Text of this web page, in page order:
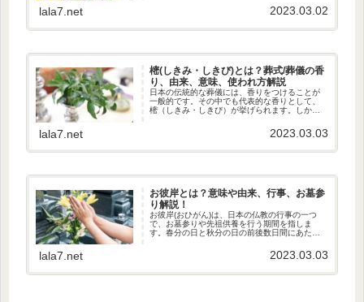
たは5色が一般的です。3色であれば白・黄・
lala7.net 2023.03.02
樒(しきみ・しきび)とは？葬式/葬儀の香
り、由来、意味、使われ方解説
日本の伝統的な葬儀には、香りをつけることが
一般的です。その中でも代表的な香りとして、
樒（しきみ・しきび）が挙げられます。しか
について知らない人も多いかもしれません。そ
こで、本記事では葬儀で使われる樒...
lala7.net 2023.03.03
お彼岸とは？意味や由来、行事、お墓参
り解説！
お彼岸(おひがん)は、日本の仏教の行事の一つ
で、お墓参りや先祖供養を行う期間を指しま
す。春分の日と秋分の日の前後数日間にあたる
集い、先祖の霊を迎えるために様々な行事が行
われます。お彼岸って何？意味や...
lala7.net 2023.03.03